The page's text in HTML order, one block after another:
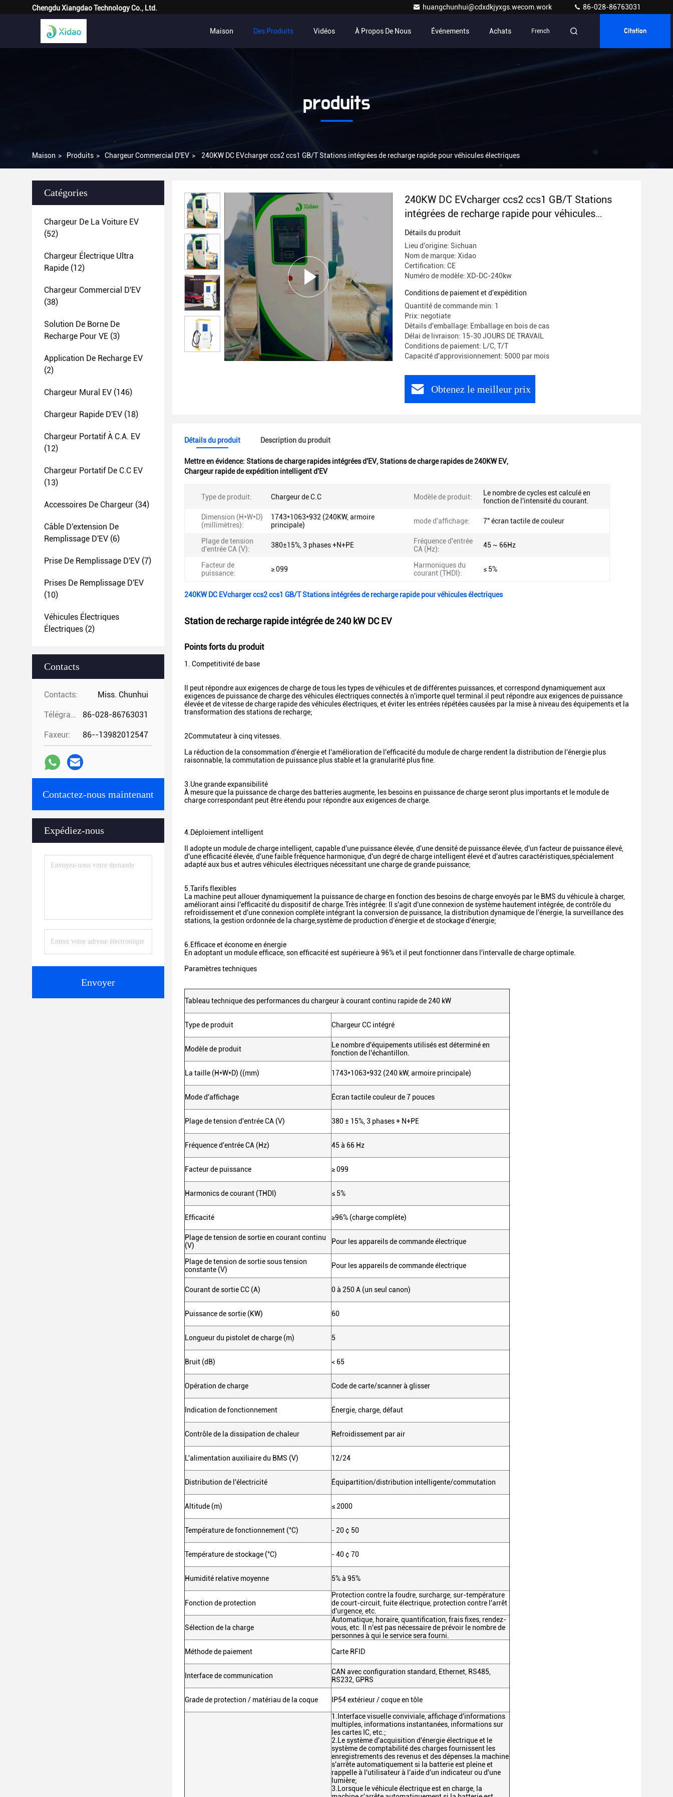
Chengdu Xiangdao Technology Co., Ltd. huangchunhui@cdxdkjyxgs.wecom.work 86-028-86763031
Maison Des Produits Vidéos À Propos De Nous Événements Achats French Citation
produits
Maison > Produits > Chargeur Commercial D'EV > 240KW DC EVcharger ccs2 ccs1 GB/T Stations intégrées de recharge rapide pour véhicules électriques
Catégories
Chargeur De La Voiture EV
(52)
Chargeur Électrique Ultra
Rapide (12)
Chargeur Commercial D'EV
(38)
Solution De Borne De
Recharge Pour VE (3)
Application De Recharge EV
(2)
Chargeur Mural EV (146)
Chargeur Rapide D'EV (18)
Chargeur Portatif À C.A. EV
(12)
Chargeur Portatif De C.C EV
(13)
Accessoires De Chargeur (34)
Câble D'extension De
Remplissage D'EV (6)
Prise De Remplissage D'EV (7)
Prises De Remplissage D'EV
(10)
Véhicules Électriques
Électriques (2)
Contacts
Contacts: Miss. Chunhui
Télégramme: 86-028-86763031
Faxeur: 86--13982012547
Contactez-nous maintenant
Expédiez-nous
Envoyer
240KW DC EVcharger ccs2 ccs1 GB/T Stations
intégrées de recharge rapide pour véhicules
électriques
Détails du produit
Lieu d'origine: Sichuan
Nom de marque: Xidao
Certification: CE
Numéro de modèle: XD-DC-240kw
Conditions de paiement et d'expédition
Quantité de commande min: 1
Prix: negotiate
Détails d'emballage: Emballage en bois de cas
Délai de livraison: 15-30 JOURS DE TRAVAIL
Conditions de paiement: L/C, T/T
Capacité d'approvisionnement: 5000 par mois
Obtenez le meilleur prix
Détails du produit Description du produit
Mettre en évidence: Stations de charge rapides intégrées d'EV,Stations de charge rapides de 240KW EV,
Chargeur rapide de expédition intelligent d'EV
Type de produit: Chargeur de C.C Modèle de produit:
Le nombre de cycles est calculé en
fonction de l'intensité du courant.
Dimension (H*W*D)
(millimètres):
1743*1063*932 (240KW, armoire
principale)
mode d'affichage: 7" écran tactile de couleur
Plage de tension
d'entrée CA (V):
380±15%, 3 phases +N+PE
Fréquence d'entrée
CA (Hz):
45 ~ 66Hz
Facteur de
puissance:
≥ 099
Harmoniques du
courant (THDI):
≤ 5%
240KW DC EVcharger ccs2 ccs1 GB/T Stations intégrées de recharge rapide pour véhicules électriques
Station de recharge rapide intégrée de 240 kW DC EV
Points forts du produit
1. Competitivité de base
Il peut répondre aux exigences de charge de tous les types de véhicules et de différentes puissances, et correspond dynamiquement aux
exigences de puissance de charge des véhicules électriques connectés à n'importe quel terminal.il peut répondre aux exigences de puissance
élevée et de vitesse de charge rapide des véhicules électriques, et éviter les entrées répétées causées par la mise à niveau des équipements et la
transformation des stations de recharge;
2Commutateur à cinq vitesses.
La réduction de la consommation d'énergie et l'amélioration de l'efficacité du module de charge rendent la distribution de l'énergie plus
raisonnable, la commutation de puissance plus stable et la granularité plus fine.
3.Une grande expansibilité
À mesure que la puissance de charge des batteries augmente, les besoins en puissance de charge seront plus importants et le module de
charge correspondant peut être étendu pour répondre aux exigences de charge.
4. Déploiement intelligent
Il adopte un module de charge intelligent, capable d'une puissance élevée, d'une densité de puissance élevée, d'un facteur de puissance élevé,
d'une efficacité élevée, d'une faible fréquence harmonique, d'un degré de charge intelligent élevé et d'autres caractéristiques,spécialement
adapté aux bus et autres véhicules électriques nécessitant une charge de grande puissance;
5.Tarifs flexibles
La machine peut allouer dynamiquement la puissance de charge en fonction des besoins de charge envoyés par le BMS du véhicule à charger,
améliorant ainsi l'efficacité du dispositif de charge.Très intégrée: Il s'agit d'une connexion de système hautement intégrée, de contrôle du
refroidissement et d'une connexion complète intégrant la conversion de puissance, la distribution dynamique de l'énergie, la surveillance des
stations, la gestion ordonnée de la charge,système de production d'énergie et de stockage d'énergie;
6. Efficace et économe en énergie
En adoptant un module efficace, son efficacité est supérieure à 96% et il peut fonctionner dans l'intervalle de charge optimale.
Paramètres techniques
Tableau technique des performances du chargeur à courant continu rapide de 240 kW
Type de produit Chargeur CC intégré
Modèle de produit
Le nombre d'équipements utilisés est déterminé en
fonction de l'échantillon.
La taille (H*W*D) ((mm) 1743*1063*932 (240 kW, armoire principale)
Mode d'affichage Écran tactile couleur de 7 pouces
Plage de tension d'entrée CA (V) 380 ± 15%, 3 phases + N+PE
Fréquence d'entrée CA (Hz) 45 à 66 Hz
Facteur de puissance ≥ 099
Harmonics de courant (THDI) ≤ 5%
Efficacité ≥96% (charge complète)
Plage de tension de sortie en courant continu
(V)
Pour les appareils de commande électrique
Plage de tension de sortie sous tension
constante (V)
Pour les appareils de commande électrique
Courant de sortie CC (A) 0 à 250 A (un seul canon)
Puissance de sortie (KW) 60
Longueur du pistolet de charge (m) 5
Bruit (dB) < 65
Opération de charge Code de carte/scanner à glisser
Indication de fonctionnement Énergie, charge, défaut
Contrôle de la dissipation de chaleur Refroidissement par air
L'alimentation auxiliaire du BMS (V) 12/24
Distribution de l'électricité Équipartition/distribution intelligente/commutation
Altitude (m) ≤ 2000
Température de fonctionnement (°C) - 20 ¢ 50
Température de stockage (°C) - 40 ¢ 70
Humidité relative moyenne 5% à 95%
Fonction de protection
Protection contre la foudre, surcharge, sur-température
de court-circuit, fuite électrique, protection contre l'arrêt
d'urgence, etc.
Sélection de la charge
Automatique, horaire, quantification, frais fixes, rendez-
vous, etc. Il n'est pas nécessaire de prévoir le nombre de
personnes à qui le service sera fourni.
Méthode de paiement
Carte RFID
Interface de communication
CAN avec configuration standard, Ethernet, RS485,
RS232, GPRS
Grade de protection / matériau de la coque IP54 extérieur / coque en tôle
1. Interface visuelle conviviale, affichage d'informations
multiples, informations instantanées, informations sur
les cartes IC, etc.;
2. Le système d'acquisition d'énergie électrique et le
système de comptabilité des charges fournissent les
enregistrements des revenus et des dépenses.la machine
s'arrête automatiquement si la batterie est pleine et
rappelle à l'utilisateur à l'aide d'un indicateur ou d'une
lumière;
3. Lorsque le véhicule électrique est en charge, la